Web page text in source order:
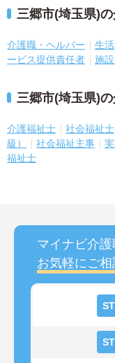
三郷市(埼玉県)
介護職・ヘルパー 生
ービス提供責任者
施
三郷市(埼玉県)
介護福祉士 社会福祉士
級）
社会福祉主事
福祉士
マイナビ介護
お気軽にご相